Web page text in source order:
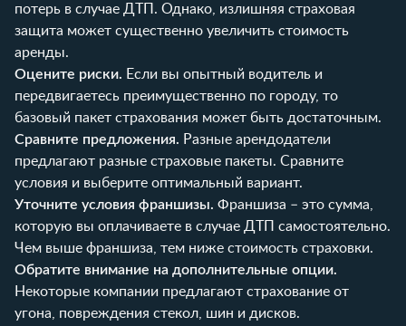
потерь в случае ДТП. Однако, излишняя страховая
защита может существенно увеличить стоимость
аренды.
Оцените риски. Если вы опытный водитель и
передвигаетесь преимущественно по городу, то
базовый пакет страхования может быть достаточным.
Сравните предложения. Разные арендодатели
предлагают разные страховые пакеты. Сравните
условия и выберите оптимальный вариант.
Уточните условия франшизы. Франшиза – это сумма,
которую вы оплачиваете в случае ДТП самостоятельно.
Чем выше франшиза, тем ниже стоимость страховки.
Обратите внимание на дополнительные опции.
Некоторые компании предлагают страхование от
угона, повреждения стекол, шин и дисков.